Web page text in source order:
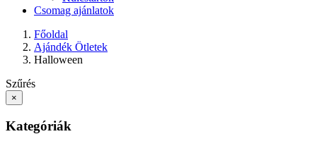
Csomag ajánlatok
Főoldal
Ajándék Ötletek
Halloween
Szűrés
×
Kategóriák